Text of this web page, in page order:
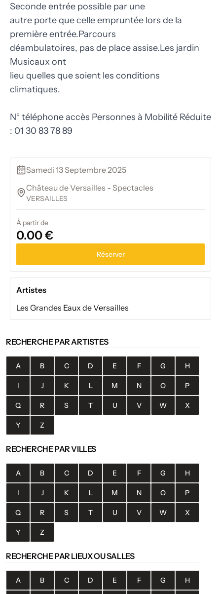
Seconde entrée possible par une
autre porte que celle empruntée lors de la
première entrée.Parcours
déambulatoires, pas de place assise.Les jardin
Musicaux ont
lieu quelles que soient les conditions
climatiques.
N° téléphone accès Personnes à Mobilité Réduite
: 01 30 83 78 89
Samedi 13 Septembre 2025
Château de Versailles - Spectacles
VERSAILLES
À partir de
0.00 €
Réserver
Artistes
Les Grandes Eaux de Versailles
RECHERCHE PAR ARTISTES
A B C D E F G H
I J K L M N O P
Q R S T U V W X
Y Z
RECHERCHE PAR VILLES
A B C D E F G H
I J K L M N O P
Q R S T U V W X
Y Z
RECHERCHE PAR LIEUX OU SALLES
A B C D E F G H